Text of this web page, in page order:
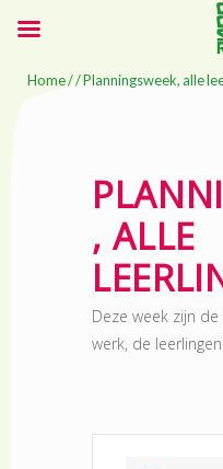
Home/ / Planningsweek, alle
, ALLE
Deze week zijn
werk, de